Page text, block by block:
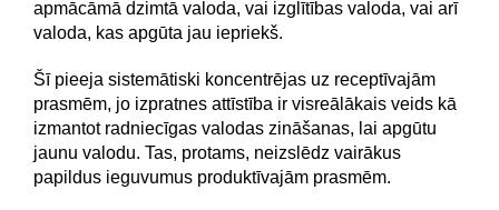
apmācāmā dzimtā valoda, vai izglītības valoda, vai arī
valoda, kas apgūta jau iepriekš.
Šī pieeja sistemātiski koncentrējas uz receptīvajām
prasmēm, jo izpratnes attīstība ir visreālākais veids kā
izmantot radniecīgas valodas zināšanas, lai apgūtu
jaunu valodu. Tas, protams, neizslēdz vairākus
papildus ieguvumus produktīvajām prasmēm.